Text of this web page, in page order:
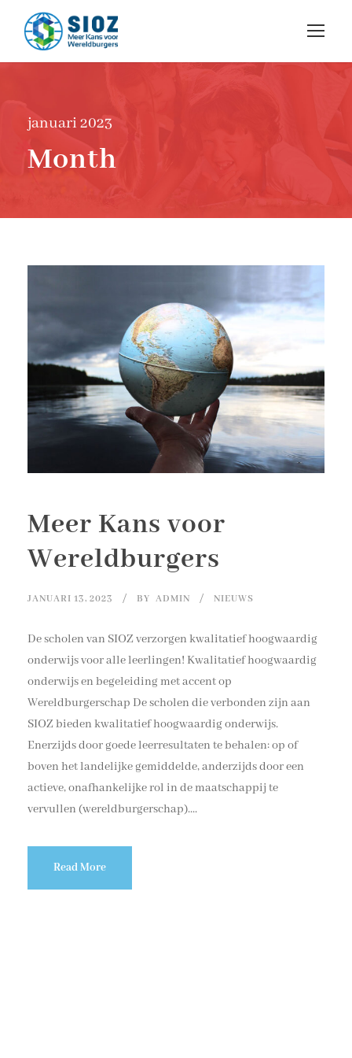
januari 2023
Month
Meer Kans voor
Wereldburgers
JANUARI 13, 2023 BY ADMIN NIEUWS
De scholen van SIOZ verzorgen kwalitatief hoogwaardig
onderwijs voor alle leerlingen! Kwalitatief hoogwaardig
onderwijs en begeleiding met accent op
Wereldburgerschap De scholen die verbonden zijn aan
SIOZ bieden kwalitatief hoogwaardig onderwijs.
Enerzijds door goede leerresultaten te behalen: op of
boven het landelijke gemiddelde, anderzijds door een
actieve, onafhankelijke rol in de maatschappij te
vervullen (wereldburgerschap)....
Read More